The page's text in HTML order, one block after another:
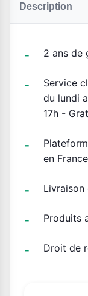
Description
2 ans de
Service
du lundi
17h -
en France
Livraison
Produits
Droit de